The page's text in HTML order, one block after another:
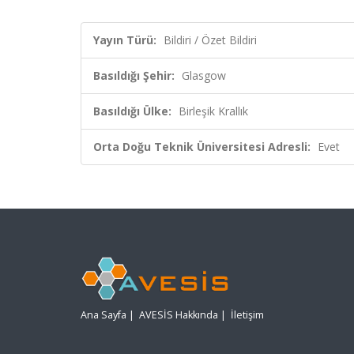
Yayın Türü: Bildiri / Özet Bildiri
Basıldığı Şehir: Glasgow
Basıldığı Ülke: Birleşik Krallık
Orta Doğu Teknik Üniversitesi Adresli: Evet
Ana Sayfa | AVESİS Hakkında | İletişim